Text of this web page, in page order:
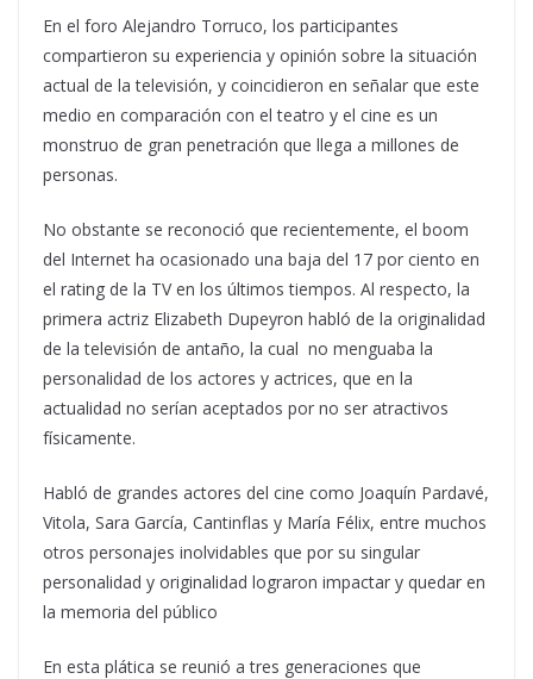
En el foro Alejandro Torruco, los participantes
compartieron su experiencia y opinión sobre la situación
actual de la televisión, y coincidieron en señalar que este
medio en comparación con el teatro y el cine es un
monstruo de gran penetración que llega a millones de
personas.
No obstante se reconoció que recientemente, el boom
del Internet ha ocasionado una baja del 17 por ciento en
el rating de la TV en los últimos tiempos. Al respecto, la
primera actriz Elizabeth Dupeyron habló de la originalidad
de la televisión de antaño, la cual no menguaba la
personalidad de los actores y actrices, que en la
actualidad no serían aceptados por no ser atractivos
físicamente.
Habló de grandes actores del cine como Joaquín Pardavé,
Vitola, Sara García, Cantinflas y María Félix, entre muchos
otros personajes inolvidables que por su singular
personalidad y originalidad lograron impactar y quedar en
la memoria del público
En esta plática se reunió a tres generaciones que